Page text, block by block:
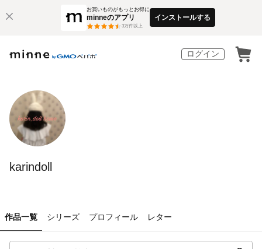
お買いものがもっとお得に
minneのアプリ
3万件以上
インストールする
ログイン
karindoll
作品一覧 シリーズ プロフィール レター